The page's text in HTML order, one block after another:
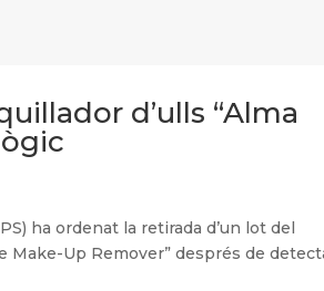
d’ulls “Alma
ha ordenat la retirada d’un lot del
Make-Up Remover” després de